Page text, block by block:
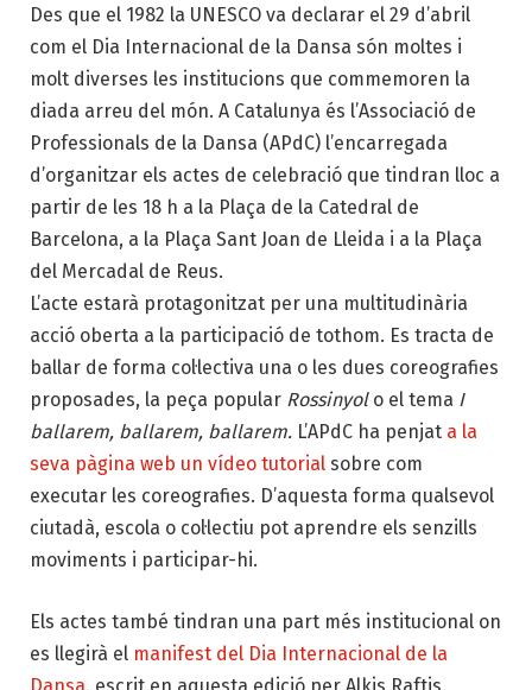
Des que el 1982 la UNESCO va declarar el 29 d’abril
com el Dia Internacional de la Dansa són moltes i
molt diverses les institucions que commemoren la
diada arreu del món. A Catalunya és l’Associació de
Professionals de la Dansa (APdC) l’encarregada
d’organitzar els actes de celebració que tindran lloc a
partir de les 18 h a la Plaça de la Catedral de
Barcelona, a la Plaça Sant Joan de Lleida i a la Plaça
del Mercadal de Reus.
L’acte estarà protagonitzat per una multitudinària
acció oberta a la participació de tothom. Es tracta de
ballar de forma col·lectiva una o les dues coreografies
proposades, la peça popular Rossinyolo el tema I
ballarem, ballarem, ballarem. L’APdC ha penjat a la
seva pàgina web un vídeo tutorial sobre com
executar les coreografies. D’aquesta forma qualsevol
ciutadà, escola o col·lectiu pot aprendre els senzills
moviments i participar-hi.
Els actes també tindran una part més institucional on
es llegirà el manifest del Dia Internacional de la